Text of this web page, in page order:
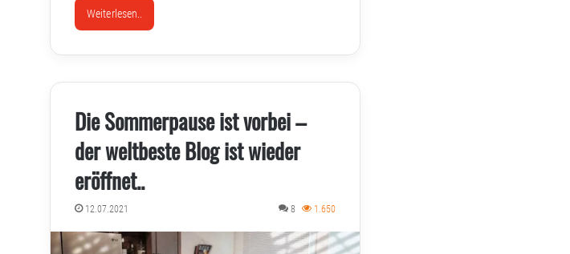
Weiterlesen..
Die Sommerpause ist vorbei –
der weltbeste Blog ist wieder
eröffnet..
12.07.2021 8 1.650